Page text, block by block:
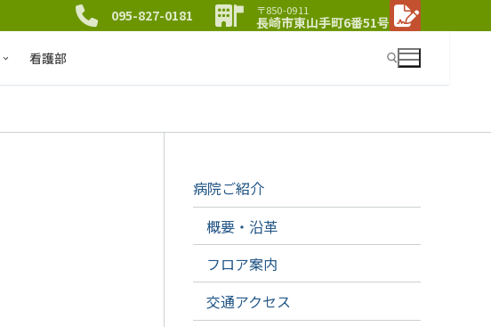
095-827-0181 〒850-0911
長崎市東山手町6番51号
看護部
検索:
病院ご紹介
概要・沿革
フロア案内
交通アクセス